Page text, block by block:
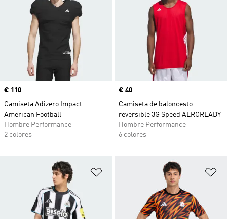
Precio
€ 110
Camiseta Adizero Impact
American Football
Hombre Performance
2 colores
Precio
€ 40
Camiseta de baloncesto
reversible 3G Speed AEROREADY
Hombre Performance
6 colores
Añadir a la lista de deseos